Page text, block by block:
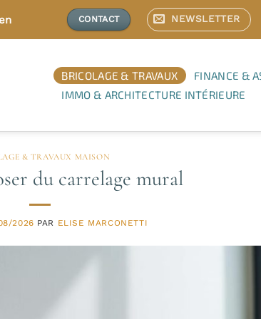
CONTACT NEWSLETTER
BRICOLAGE & TRAVAUX FINANCE &
IMMO & ARCHITECTURE INTÉRIEURE
& TRAVAUX MAISON
du carrelage mural
2026 PAR ELISE MARCONETTI